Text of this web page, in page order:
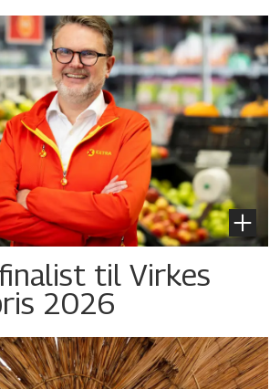
til Virkes
2026